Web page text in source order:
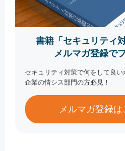
書籍「セキュリティ
メルマガ登録で
セキュリティ対策で何をして良
企業の情シス部門の方必見！
メルマガ登録